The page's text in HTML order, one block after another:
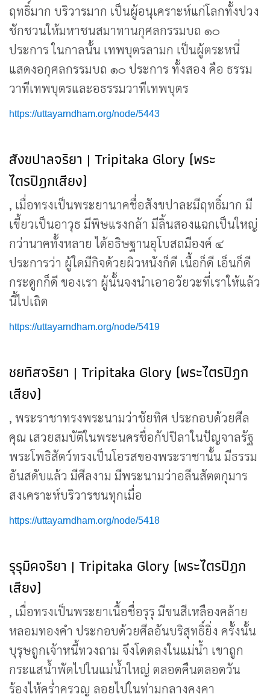
ฤทธิ์มาก บริวารมาก เป็นผู้อนุเคราะห์แก่โลกทั้งปวง
ชักชวนให้มหาชนสมาทานกุศลกรรมบถ ๑๐
ประการ ในกาลนั้น เทพบุตรลามก เป็นผู้ตระหนี่
แสดงอกุศลกรรมบถ ๑๐ ประการ ทั้งสอง คือ ธรรม
วาทีเทพบุตรและอธรรมวาทีเทพบุตร
https://uttayarndham.org/node/5443
สังขปาลจริยา | Tripitaka Glory (พระ
ไตรปิฎกเสียง)
, เมื่อทรงเป็นพระยานาคชื่อสังขปาละมีฤทธิ์มาก มี
เขี้ยวเป็นอาวุธ มีพิษแรงกล้า มีลิ้นสองแฉกเป็นใหญ่
กว่านาคทั้งหลาย ได้อธิษฐานอุโบสถมีองค์ ๔
ประการว่า ผู้ใดมีกิจด้วยผิวหนังก็ดี เนื้อก็ดี เอ็นก็ดี
กระดูกก็ดี ของเรา ผู้นั้นจงนำเอาอวัยวะที่เราให้แล้ว
นี้ไปเถิด
https://uttayarndham.org/node/5419
ชยทิสจริยา | Tripitaka Glory (พระไตรปิฎก
เสียง)
, พระราชาทรงพระนามว่าชัยทิศ ประกอบด้วยศีล
คุณ เสวยสมบัติในพระนครชื่อกัปปิลาในปัญจาลรัฐ
พระโพธิสัตว์ทรงเป็นโอรสของพระราชานั้น มีธรรม
อันสดับแล้ว มีศีลงาม มีพระนามว่าอลีนสัตตกุมาร
สงเคราะห์บริวารชนทุกเมื่อ
https://uttayarndham.org/node/5418
รุรุมิคจริยา | Tripitaka Glory (พระไตรปิฎก
เสียง)
, เมื่อทรงเป็นพระยาเนื้อชื่อรุรุ มีขนสีเหลืองคล้าย
หลอมทองคำ ประกอบด้วยศีลอันบริสุทธิ์ยิ่ง ครั้งนั้น
บุรุษถูกเจ้าหนี้ทวงถาม จึงโดดลงในแม่น้ำ เขาถูก
กระแสน้ำพัดไปในแม่น้ำใหญ่ ตลอดคืนตลอดวัน
ร้องไห้คร่ำครวญ ลอยไปในท่ามกลางคงคา